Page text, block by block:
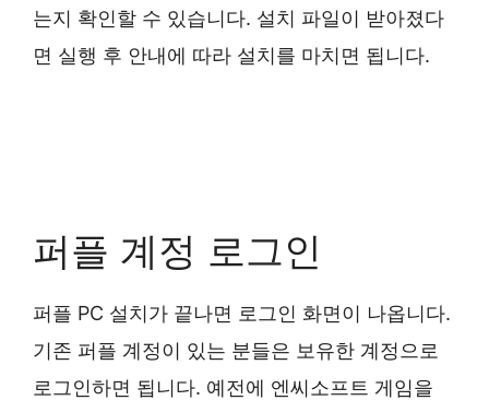
는지 확인할 수 있습니다. 설치 파일이 받아졌다
면 실행 후 안내에 따라 설치를 마치면 됩니다.
퍼플 계정 로그인
퍼플 PC 설치가 끝나면 로그인 화면이 나옵니다.
기존 퍼플 계정이 있는 분들은 보유한 계정으로
로그인하면 됩니다. 예전에 엔씨소프트 게임을